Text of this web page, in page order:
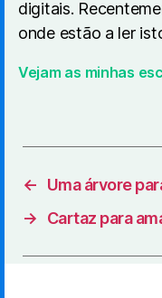
digitais.
onde estão a ler
Vejam as minhas
←
Uma árvore
→
Cartaz para